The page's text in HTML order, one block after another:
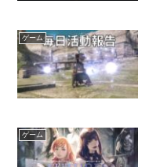
ゲーム
ゲーム